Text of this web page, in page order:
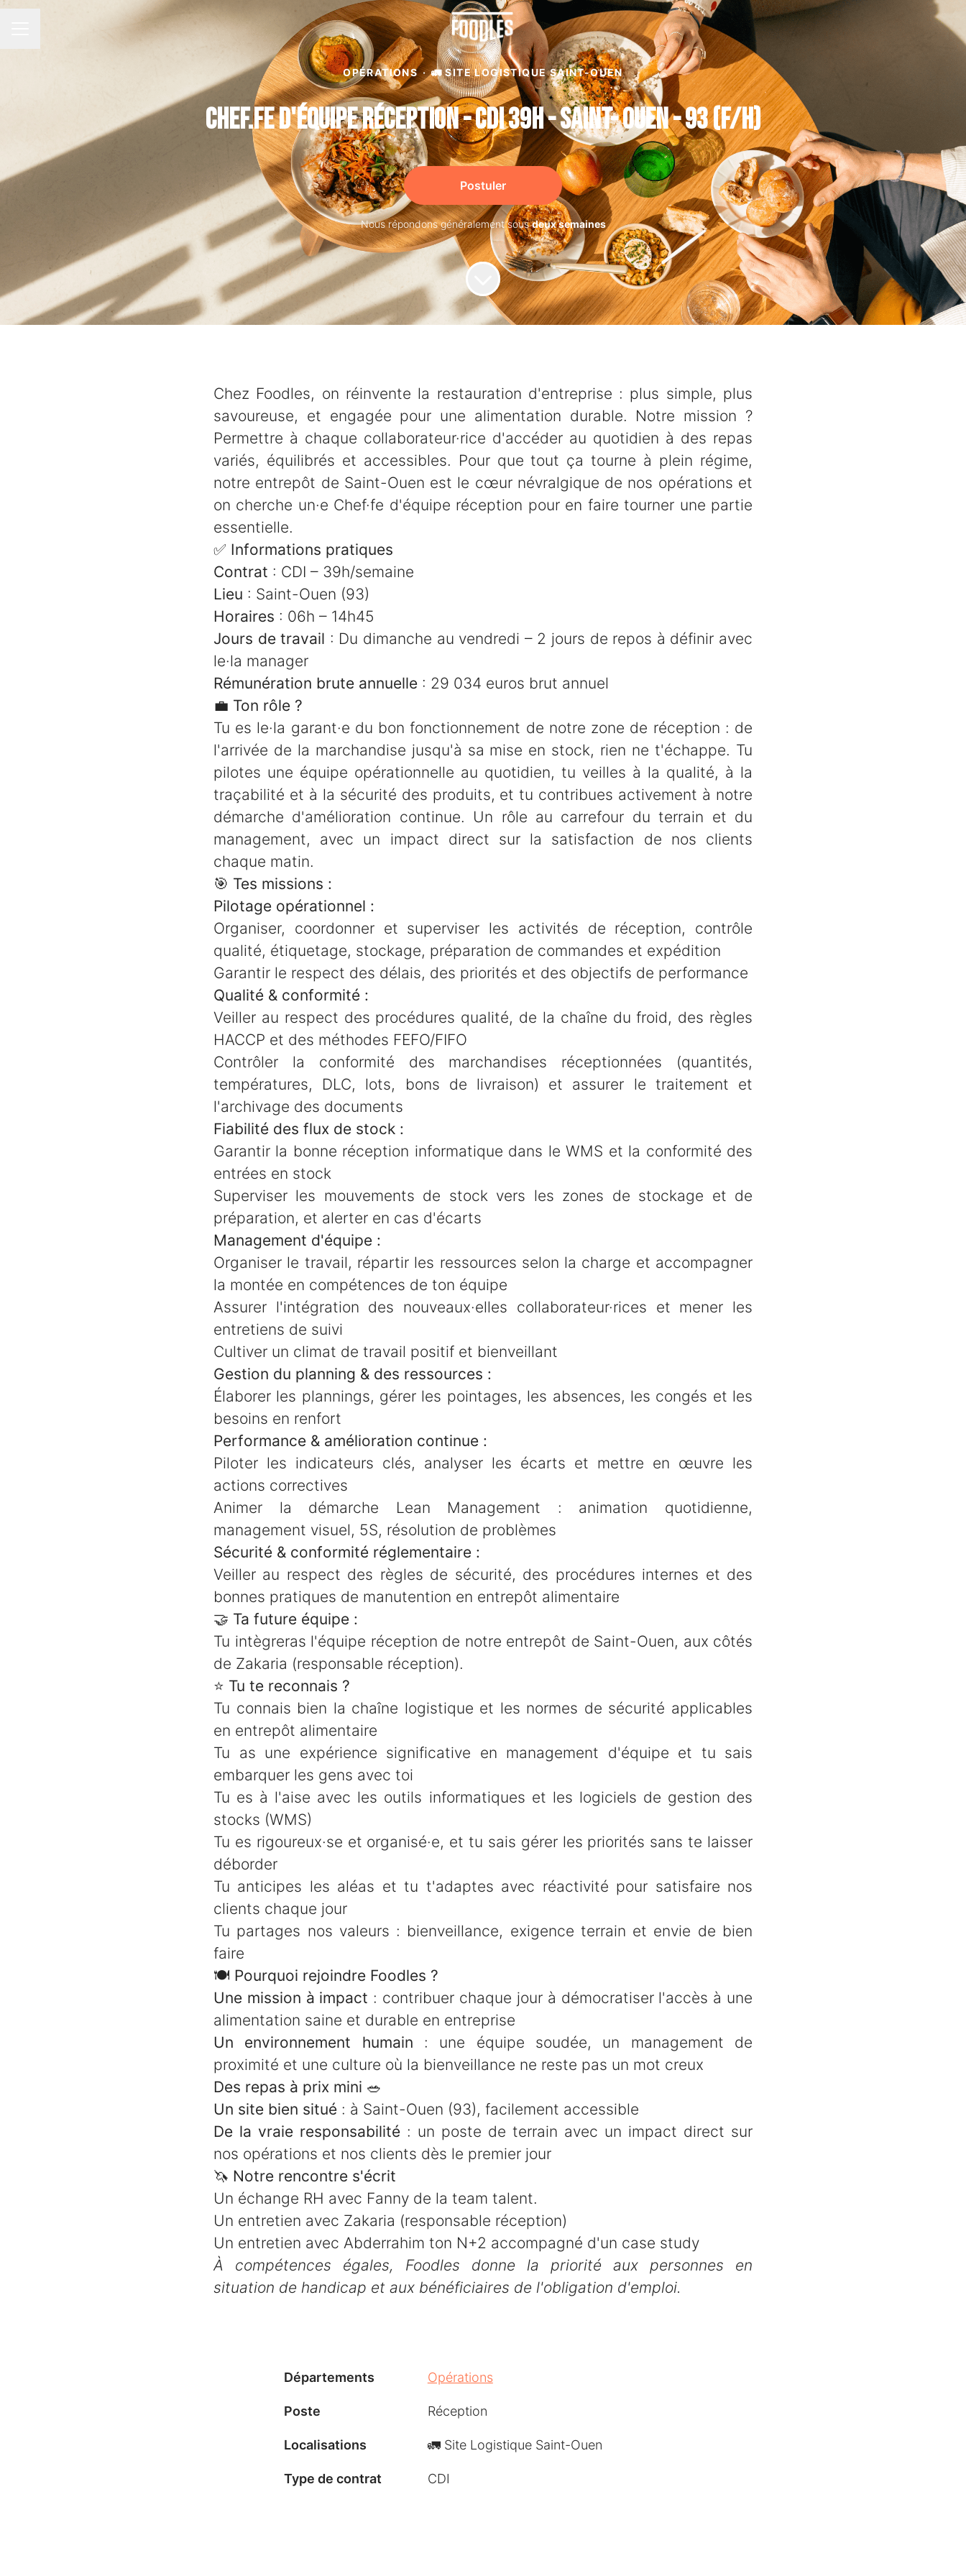
OPÉRATIONS · 🚛 SITE LOGISTIQUE SAINT-OUEN
Chef.fe d'équipe réception - CDI 39H - SAINT- OUEN - 93 (F/H)
Postuler
Nous répondons généralement sousdeux semaines
Chez Foodles, on réinvente la restauration d'entreprise : plus simple, plus
savoureuse, et engagée pour une alimentation durable. Notre mission ?
Permettre à chaque collaborateur·rice d'accéder au quotidien à des repas
variés, équilibrés et accessibles. Pour que tout ça tourne à plein régime,
notre entrepôt de Saint-Ouen est le cœur névralgique de nos opérations et
on cherche un·e Chef·fe d'équipe réception pour en faire tourner une partie
essentielle.
✅ Informations pratiques
Contrat : CDI – 39h/semaine
Lieu : Saint-Ouen (93)
Horaires : 06h – 14h45
Jours de travail : Du dimanche au vendredi – 2 jours de repos à définir avec
le·la manager
Rémunération brute annuelle : 29 034 euros brut annuel
💼 Ton rôle ?
Tu es le·la garant·e du bon fonctionnement de notre zone de réception : de
l'arrivée de la marchandise jusqu'à sa mise en stock, rien ne t'échappe. Tu
pilotes une équipe opérationnelle au quotidien, tu veilles à la qualité, à la
traçabilité et à la sécurité des produits, et tu contribues activement à notre
démarche d'amélioration continue. Un rôle au carrefour du terrain et du
management, avec un impact direct sur la satisfaction de nos clients
chaque matin.
🎯 Tes missions :
Pilotage opérationnel :
Organiser, coordonner et superviser les activités de réception, contrôle
qualité, étiquetage, stockage, préparation de commandes et expédition
Garantir le respect des délais, des priorités et des objectifs de performance
Qualité & conformité :
Veiller au respect des procédures qualité, de la chaîne du froid, des règles
HACCP et des méthodes FEFO/FIFO
Contrôler la conformité des marchandises réceptionnées (quantités,
températures, DLC, lots, bons de livraison) et assurer le traitement et
l'archivage des documents
Fiabilité des flux de stock :
Garantir la bonne réception informatique dans le WMS et la conformité des
entrées en stock
Superviser les mouvements de stock vers les zones de stockage et de
préparation, et alerter en cas d'écarts
Management d'équipe :
Organiser le travail, répartir les ressources selon la charge et accompagner
la montée en compétences de ton équipe
Assurer l'intégration des nouveaux·elles collaborateur·rices et mener les
entretiens de suivi
Cultiver un climat de travail positif et bienveillant
Gestion du planning & des ressources :
Élaborer les plannings, gérer les pointages, les absences, les congés et les
besoins en renfort
Performance & amélioration continue :
Piloter les indicateurs clés, analyser les écarts et mettre en œuvre les
actions correctives
Animer la démarche Lean Management : animation quotidienne,
management visuel, 5S, résolution de problèmes
Sécurité & conformité réglementaire :
Veiller au respect des règles de sécurité, des procédures internes et des
bonnes pratiques de manutention en entrepôt alimentaire
🤝 Ta future équipe :
Tu intègreras l'équipe réception de notre entrepôt de Saint-Ouen, aux côtés
de Zakaria (responsable réception).
⭐ Tu te reconnais ?
Tu connais bien la chaîne logistique et les normes de sécurité applicables
en entrepôt alimentaire
Tu as une expérience significative en management d'équipe et tu sais
embarquer les gens avec toi
Tu es à l'aise avec les outils informatiques et les logiciels de gestion des
stocks (WMS)
Tu es rigoureux·se et organisé·e, et tu sais gérer les priorités sans te laisser
déborder
Tu anticipes les aléas et tu t'adaptes avec réactivité pour satisfaire nos
clients chaque jour
Tu partages nos valeurs : bienveillance, exigence terrain et envie de bien
faire
🍽 Pourquoi rejoindre Foodles ?
Une mission à impact : contribuer chaque jour à démocratiser l'accès à une
alimentation saine et durable en entreprise
Un environnement humain
: une équipe soudée, un management de
proximité et une culture où la bienveillance ne reste pas un mot creux
Des repas à prix mini 🥗
Un site bien situé : à Saint-Ouen (93), facilement accessible
De la vraie responsabilité : un poste de terrain avec un impact direct sur
nos opérations et nos clients dès le premier jour
🦄 Notre rencontre s'écrit
Un échange RH avec Fanny de la team talent.
Un entretien avec Zakaria (responsable réception)
Un entretien avec Abderrahim ton N+2 accompagné d'un case study
À compétences égales, Foodles donne la priorité aux personnes en
situation de handicap et aux bénéficiaires de l'obligation d'emploi.
Départements Opérations
Poste Réception
Localisations 🚛 Site Logistique Saint-Ouen
Type de contrat CDI